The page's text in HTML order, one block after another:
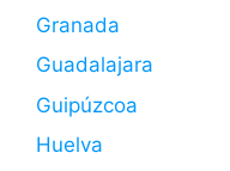
Granada
Guadalajara
Guipúzcoa
Huelva